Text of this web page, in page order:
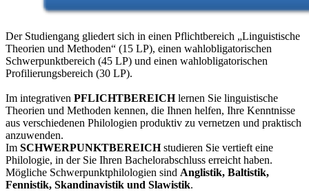
Der Studiengang gliedert sich in einen Pflichtbereich „Linguistische
Theorien und Methoden“ (15 LP), einen wahlobligatorischen
Schwerpunktbereich (45 LP) und einen wahlobligatorischen
Profilierungsbereich (30 LP).
Im integrativen PFLICHTBEREICHlernen Sie linguistische
Theorien und Methoden kennen, die Ihnen helfen, Ihre Kenntnisse
aus verschiedenen Philologien produktiv zu vernetzen und praktisch
anzuwenden.
Im SCHWERPUNKTBEREICHstudieren Sie vertieft eine
Philologie, in der Sie Ihren Bachelorabschluss erreicht haben.
Mögliche Schwerpunktphilologien sind Anglistik, Baltistik,
Fennistik, Skandinavistik und Slawistik.